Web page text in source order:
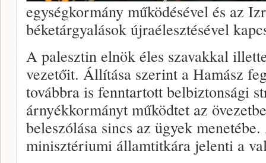
egységkormány működésével és az
béketárgyalások újraélesztésével
A palesztin elnök éles szavakkal
vezetőit. Állítása szerint a Hamász
továbbra is fenntartott belbiztonsági
árnyékkormányt működtet az
beleszólása sincs az ügyek
minisztériumi államtitkára jelenti a